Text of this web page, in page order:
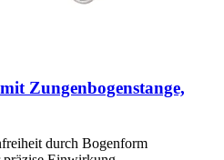
Zungenbogenstange,
durch Bogenform